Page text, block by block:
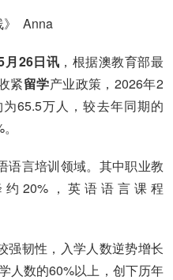
》 Anna
月26日讯 ，根据澳教育部最
紧留学产业政策，2026年2
65.5万人，较去年同期的
语言培训领域。其中职业教
20%，英语语言课程
强韧性，入学人数逆势增长
人数的60%以上，创下历年